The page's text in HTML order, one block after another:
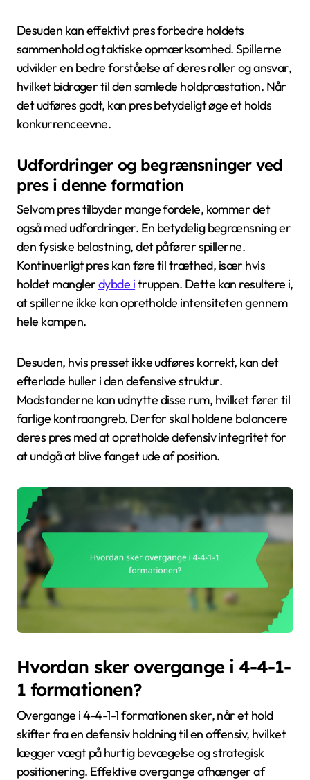
Desuden kan effektivt pres forbedre holdets
sammenhold og taktiske opmærksomhed. Spillerne
udvikler en bedre forståelse af deres roller og ansvar,
hvilket bidrager til den samlede holdpræstation. Når
det udføres godt, kan pres betydeligt øge et holds
konkurrenceevne.
Udfordringer og begrænsninger ved
pres i denne formation
Selvom pres tilbyder mange fordele, kommer det
også med udfordringer. En betydelig begrænsning er
den fysiske belastning, det påfører spillerne.
Kontinuerligt pres kan føre til træthed, især hvis
holdet manglerdybde itruppen. Dette kan resultere i,
at spillerne ikke kan opretholde intensiteten gennem
hele kampen.
Desuden, hvis presset ikke udføres korrekt, kan det
efterlade huller i den defensive struktur.
Modstanderne kan udnytte disse rum, hvilket fører til
farlige kontraangreb. Derfor skal holdene balancere
deres pres med at opretholde defensiv integritet for
at undgå at blive fanget ude af position.
Hvordan sker overgange i 4-4-1-
1 formationen?
Overgange i 4-4-1-1 formationen sker, når et hold
skifter fra en defensiv holdning til en offensiv, hvilket
lægger vægt på hurtig bevægelse og strategisk
positionering. Effektive overgange afhænger af